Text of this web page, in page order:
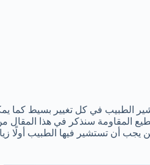
الطبيب في كل تغيير بسيط كما
المقاومة سنذكر في هذا
يجب أن تستشير فيها الطبيب أولًا